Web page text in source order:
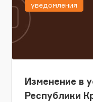
Изменение в
Республики
уведомления